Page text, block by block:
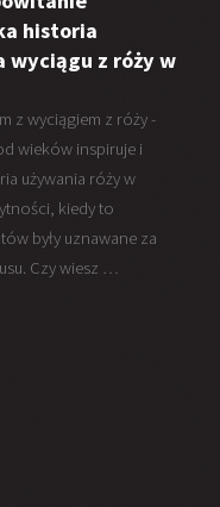
historia
z róży w
z wyciągiem z róży -
wieków inspiruje i
używania róży w
kiedy to
były uznawane za
Czy wiesz …